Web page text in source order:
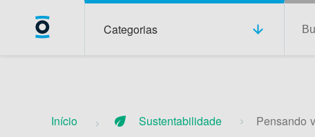
Categorias
Início eco Sustentabilidade Pensando